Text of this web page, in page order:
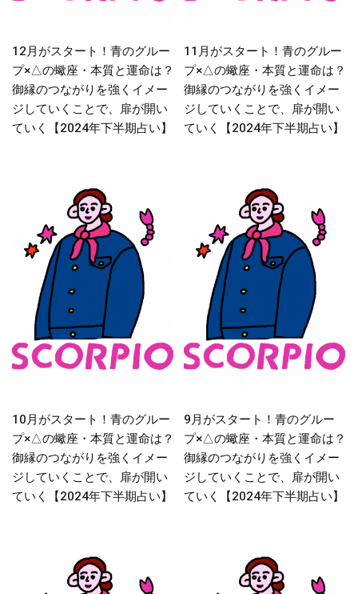
12月がスタート！青のグルー
プ×△の蠍座・本質と運命は？
御縁のつながりを強くイメー
ジしていくことで、扉が開い
ていく【2024年下半期占い】
11月がスタート！青のグルー
プ×△の蠍座・本質と運命は？
御縁のつながりを強くイメー
ジしていくことで、扉が開い
ていく【2024年下半期占い】
10月がスタート！青のグルー
プ×△の蠍座・本質と運命は？
御縁のつながりを強くイメー
ジしていくことで、扉が開い
ていく【2024年下半期占い】
9月がスタート！青のグルー
プ×△の蠍座・本質と運命は？
御縁のつながりを強くイメー
ジしていくことで、扉が開い
ていく【2024年下半期占い】